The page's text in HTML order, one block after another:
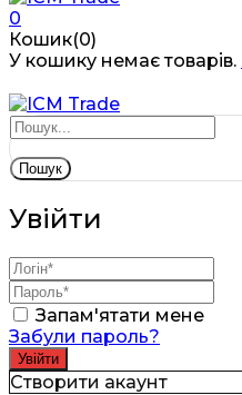
0
Кошик(0)
У кошику немає товарів.
Пошук
Увійти
Запам'ятати мене
Забули пароль?
Створити акаунт